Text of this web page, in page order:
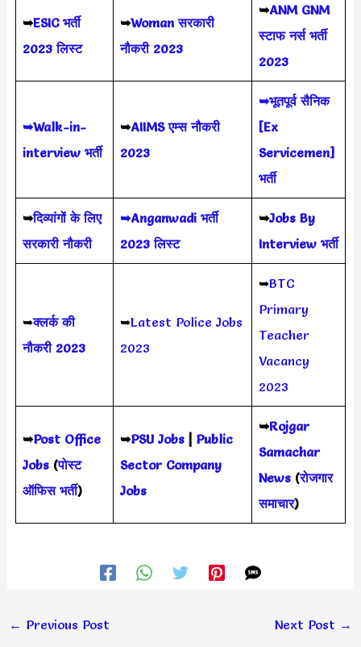
➥ESIC भर्ती
2023 लिस्ट
➥Woman सरकारी
नौकरी 2023
➥ANM GNM
स्टाफ नर्स भर्ती
2023
➥Walk-in-
interview भर्ती
➥AIIMS एम्स नौकरी
2023
➥भूतपूर्व सैनिक
[Ex
Servicemen]
भर्ती
➥दिव्यांगों के लिए
सरकारी नौकरी
➥Anganwadi भर्ती
2023 लिस्ट
➥Jobs By
Interview भर्ती
➥क्लर्क की
नौकरी 2023
➥Latest Police Jobs
2023
➥BTC
Primary
Teacher
Vacancy
2023
➥Post Office
Jobs(पोस्ट
ऑफिस भर्ती)
➥PSU Jobs| Public
Sector Company
Jobs
➥Rojgar
Samachar
News(रोजगार
समाचार)
← Previous Post Next Post →